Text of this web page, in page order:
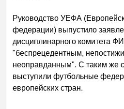
Руководство УЕФА
федерации) выпустило
дисциплинарного комитета
"беспрецедентным,
неоправданным". С таким же
выступили футбольные
европейских стран.